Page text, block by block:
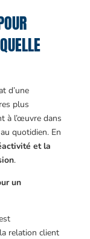
d’une
plus
à l’œuvre dans
quotidien. En
et la
.
un
relation client